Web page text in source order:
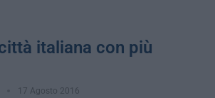
italiana con più
17 Agosto 2016